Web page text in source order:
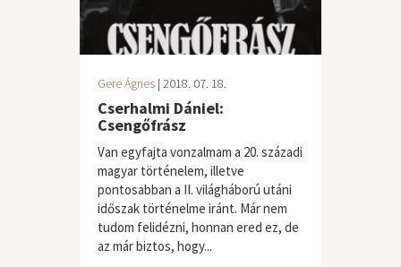
Gere Ágnes | 2018. 07. 18.
Cserhalmi Dániel:
Csengőfrász
Van egyfajta vonzalmam a 20. századi
magyar történelem, illetve
pontosabban a II. világháború utáni
időszak történelme iránt. Már nem
tudom felidézni, honnan ered ez, de
az már biztos, hogy...